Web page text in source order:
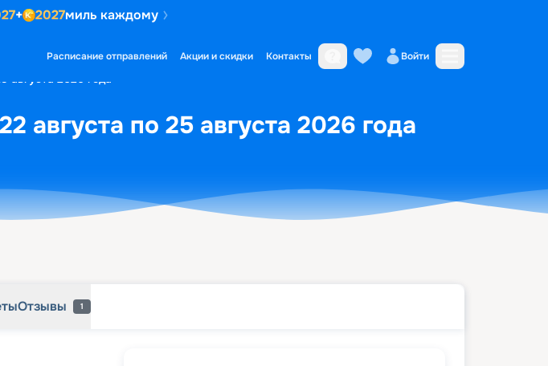
+ 2027миль каждому
Расписание отправлений Акции и скидки Контакты Войти
августа 2026 года
августа по 25 августа 2026 года
Отзывы 1